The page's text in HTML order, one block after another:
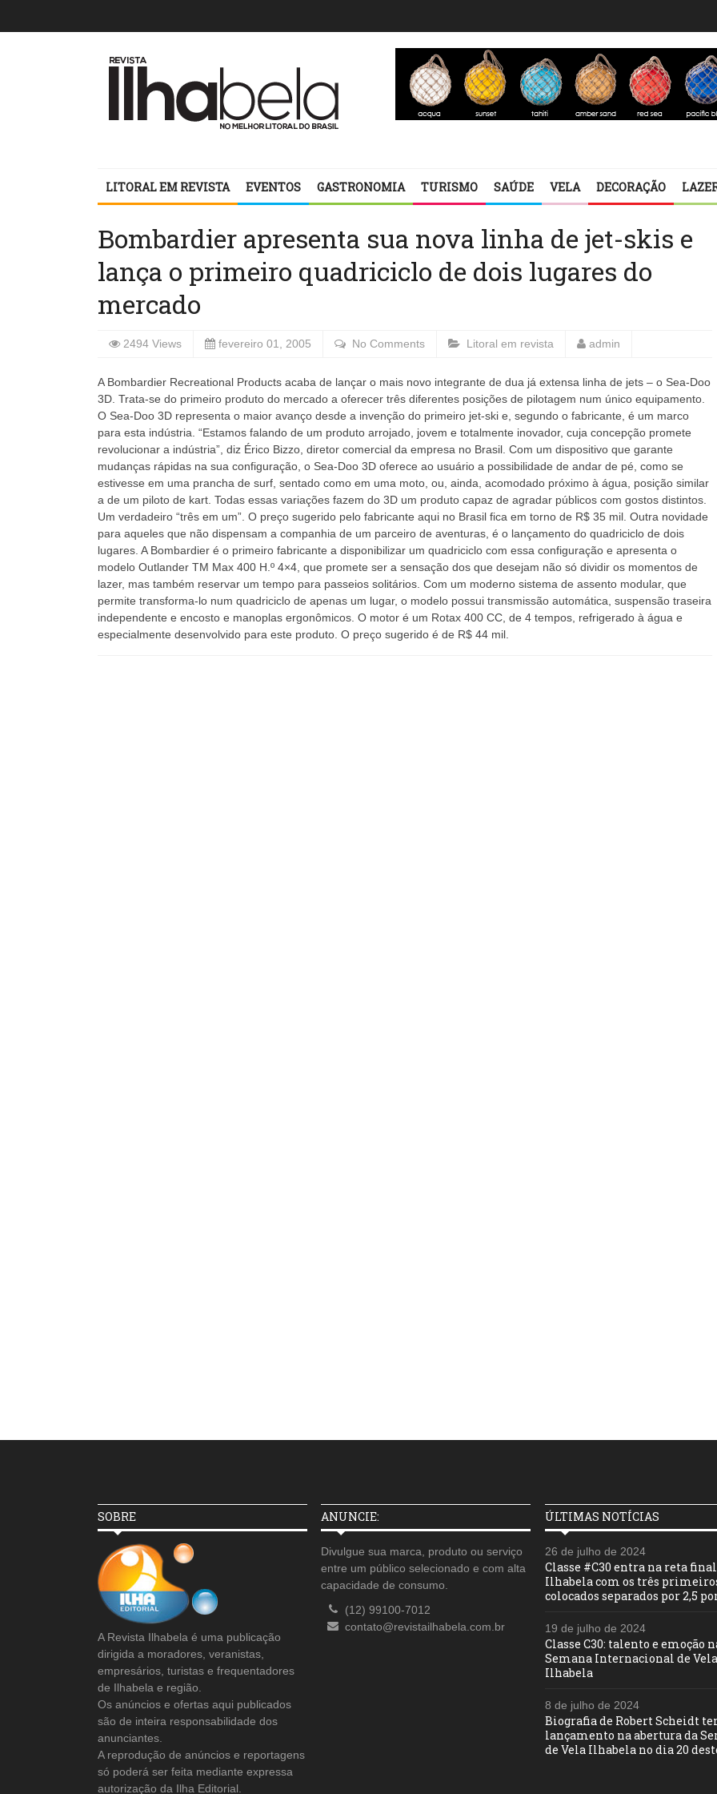
LITORAL EM REVISTA EVENTOS GASTRONOMIA TURISMO SAÚDE VELA DECORAÇÃO
Bombardier apresenta sua nova linha de jet-skis e
lança o primeiro quadriciclo de dois lugares do
mercado
2494 Views fevereiro 01, 2005 No Comments Litoral em revista admin
A Bombardier Recreational Products acaba de lançar o mais novo integrante de dua já extensa linha de jets – o Sea-Doo
3D. Trata-se do primeiro produto do mercado a oferecer três diferentes posições de pilotagem num único equipamento.
O Sea-Doo 3D representa o maior avanço desde a invenção do primeiro jet-ski e, segundo o fabricante, é um marco
para esta indústria. “Estamos falando de um produto arrojado, jovem e totalmente inovador, cuja concepção promete
revolucionar a indústria”, diz Érico Bizzo, diretor comercial da empresa no Brasil. Com um dispositivo que garante
mudanças rápidas na sua configuração, o Sea-Doo 3D oferece ao usuário a possibilidade de andar de pé, como se
estivesse em uma prancha de surf, sentado como em uma moto, ou, ainda, acomodado próximo à água, posição similar
a de um piloto de kart. Todas essas variações fazem do 3D um produto capaz de agradar públicos com gostos distintos.
Um verdadeiro “três em um”. O preço sugerido pelo fabricante aqui no Brasil fica em torno de R$ 35 mil. Outra novidade
para aqueles que não dispensam a companhia de um parceiro de aventuras, é o lançamento do quadriciclo de dois
lugares. A Bombardier é o primeiro fabricante a disponibilizar um quadriciclo com essa configuração e apresenta o
modelo Outlander TM Max 400 H.º 4×4, que promete ser a sensação dos que desejam não só dividir os momentos de
lazer, mas também reservar um tempo para passeios solitários. Com um moderno sistema de assento modular, que
permite transforma-lo num quadriciclo de apenas um lugar, o modelo possui transmissão automática, suspensão traseira
independente e encosto e manoplas ergonômicos. O motor é um Rotax 400 CC, de 4 tempos, refrigerado à água e
especialmente desenvolvido para este produto. O preço sugerido é de R$ 44 mil.
SOBRE
A Revista Ilhabela é uma publicação
dirigida a moradores, veranistas,
empresários, turistas e frequentadores
de Ilhabela e região.
Os anúncios e ofertas aqui publicados
são de inteira responsabilidade dos
anunciantes.
A reprodução de anúncios e reportagens
só poderá ser feita mediante expressa
autorização da Ilha Editorial.
ANUNCIE:
Divulgue sua marca, produto ou serviço
entre um público selecionado e com alta
capacidade de consumo.
(12) 99100-7012
contato@revistailhabela.com.br
ÚLTIMAS NOTÍCIAS
26 de julho de 2024
Classe #C30 entra na reta
Ilhabela com os três
colocados separados por 2,5
19 de julho de 2024
Classe C30: talento e emoção
Semana Internacional de
Ilhabela
8 de julho de 2024
Biografia de Robert Scheidt
lançamento na abertura da
de Vela Ilhabela no dia 20